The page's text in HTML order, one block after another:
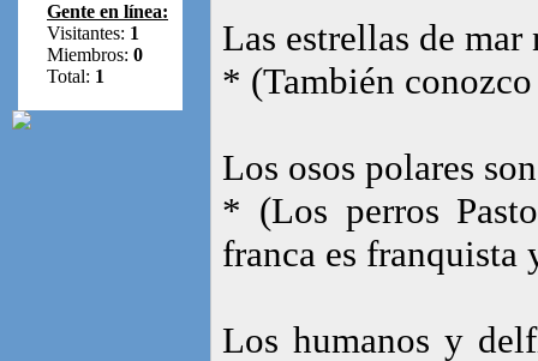
Gente en línea:
Visitantes: 1
Miembros: 0
Total: 1
Las estrellas de
* (También
Los osos polares
* (Los perros
franca es franquista
Los humanos y